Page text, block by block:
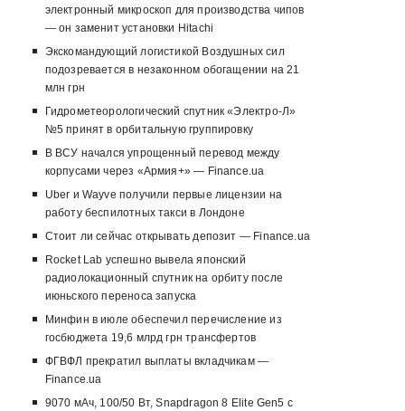
электронный микроскоп для производства чипов
— он заменит установки Hitachi
Экскомандующий логистикой Воздушных сил
подозревается в незаконном обогащении на 21
млн грн
Гидрометеорологический спутник «Электро-Л»
№5 принят в орбитальную группировку
В ВСУ начался упрощенный перевод между
корпусами через «Армия+» — Finance.ua
Uber и Wayve получили первые лицензии на
работу беспилотных такси в Лондоне
Стоит ли сейчас открывать депозит — Finance.ua
Rocket Lab успешно вывела японский
радиолокационный спутник на орбиту после
июньского переноса запуска
Минфин в июле обеспечил перечисление из
госбюджета 19,6 млрд грн трансфертов
ФГВФЛ прекратил выплаты вкладчикам —
Finance.ua
9070 мАч, 100/50 Вт, Snapdragon 8 Elite Gen5 с